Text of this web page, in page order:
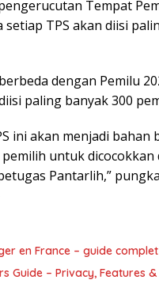
Tempat
setiap TPS akan diisi
dengan Pemilu
paling banyak 300
ini akan menjadi bahan
untuk dicocokkan
Pantarlih,”
en France – guide complet
Guide – Privacy, Features